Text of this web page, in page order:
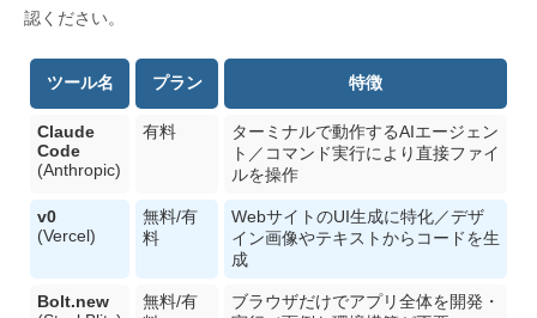
認ください。
ツール名 プラン 特徴
Claude
Code
(Anthropic)
有料
ターミナルで動作するAIエージェン
ト／コマンド実行により直接ファイ
ルを操作
v0
(Vercel)
無料/有
料
WebサイトのUI生成に特化／デザ
イン画像やテキストからコードを生
成
Bolt.new
無料/有
ブラウザだけでアプリ全体を開発・